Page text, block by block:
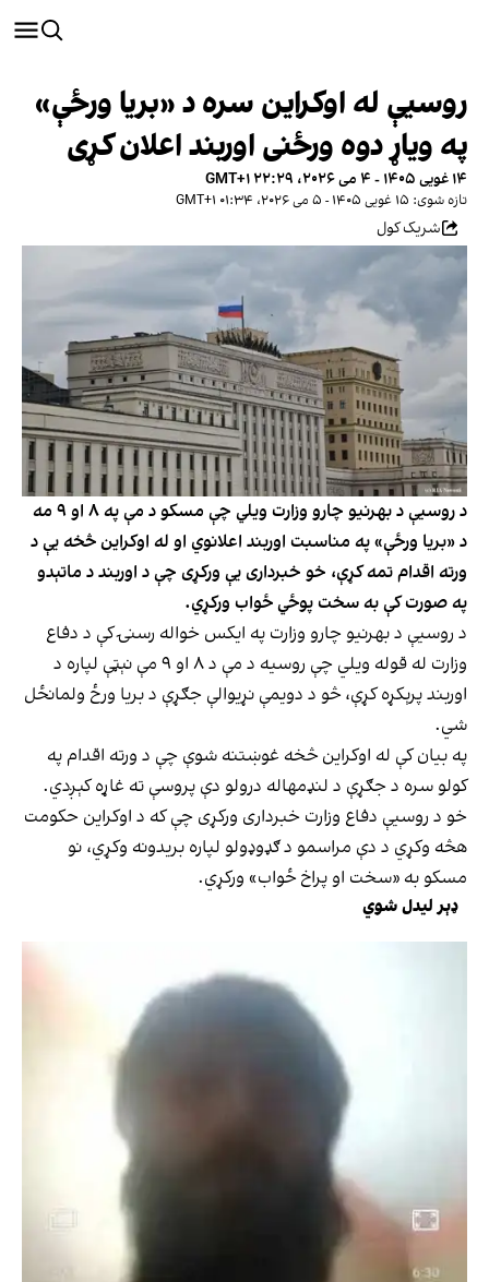
روسیې له اوکراین سره د «بریا ورځې»
په ویاړ دوه ورځنی اوربند اعلان کړی
۱۴ غویی ۱۴۰۵ - ۴ می ۲۰۲۶، ۲۲:۲۹ GMT+۱
تازه شوی: ۱۵ غویی ۱۴۰۵ - ۵ می ۲۰۲۶، ۰۱:۳۴ GMT+۱
شریک کول
د روسیې د بهرنیو چارو وزارت ویلي چې مسکو د مې په ۸ او ۹ مه
د «بریا ورځې» په مناسبت اوربند اعلانوي او له اوکراین څخه یې د
ورته اقدام تمه کړې، خو خبرداری یې ورکړی چې د اوربند د ماتېدو
په صورت کې به سخت پوځي ځواب ورکړي.
د روسیې د بهرنیو چارو وزارت په ایکس خواله رسنۍ کې د دفاع
وزارت له قوله ویلي چې روسیه د مې د ۸ او ۹ مې نېټې لپاره د
اوربند پرېکړه کړې، څو د دویمې نړیوالې جګړې د بریا ورځ ولمانځل
شي.
په بیان کې له اوکراین څخه غوښتنه شوې چې د ورته اقدام په
کولو سره د جګړې د لنډمهاله درولو دې پروسې ته غاړه کېږدي.
خو د روسیې دفاع وزارت خبرداری ورکړی چې که د اوکراین حکومت
هڅه وکړي د دې مراسمو د ګډوډولو لپاره بریدونه وکړي، نو
مسکو به «سخت او پراخ ځواب» ورکړي.
ډېر لیدل شوي